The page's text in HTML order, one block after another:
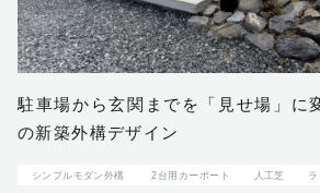
駐車場から玄関までを「見せ場」に
の新築外構デザイン
シンプルモダン外構 2台用カーポート 人工芝